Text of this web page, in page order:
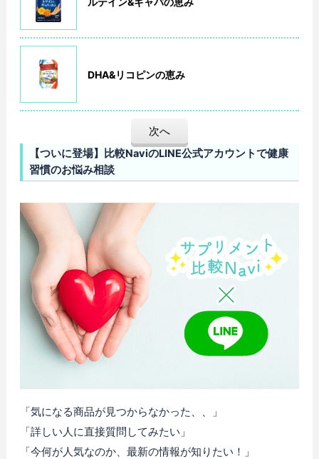
DHA&リコピンの恵み
次へ
【ついに登場】比較NaviのLINE公式アカウントで健康
習慣のお悩み相談
「気になる商品が見つからなかった、、」
「詳しい人に直接質問してみたい」
「今何が人気なのか、最新の情報が知りたい！」